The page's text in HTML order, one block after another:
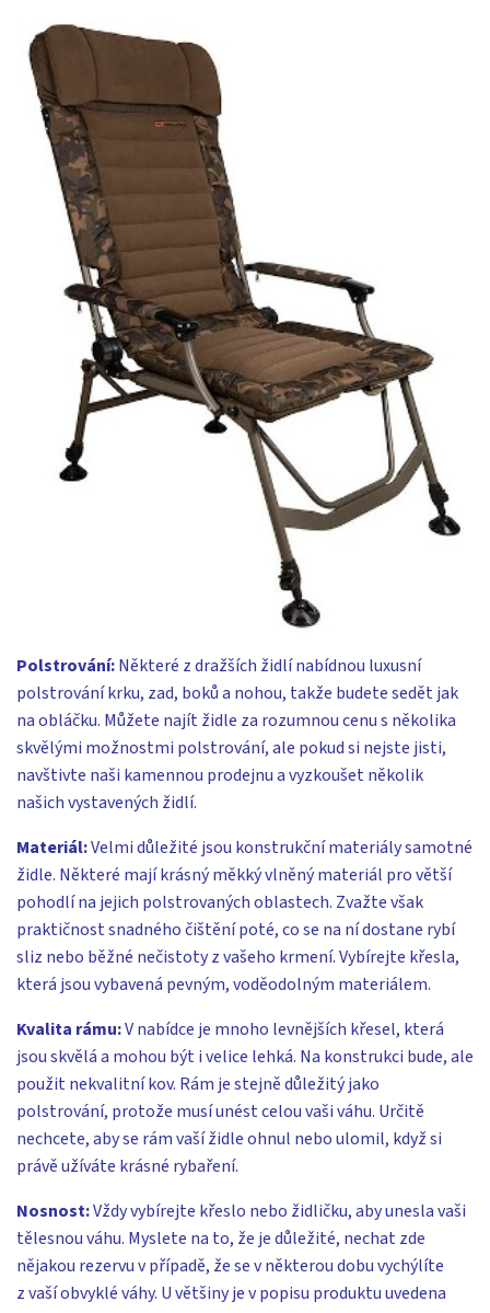
Polstrování:Některé z dražších židlí nabídnou luxusní
polstrování krku, zad, boků a nohou, takže budete sedět jak
na obláčku. Můžete najít židle za rozumnou cenu s několika
skvělými možnostmi polstrování, ale pokud si nejste jisti,
navštivte naši kamennou prodejnu a vyzkoušet několik
našich vystavených židlí.
Materiál:Velmi důležité jsou konstrukční materiály samotné
židle. Některé mají krásný měkký vlněný materiál pro větší
pohodlí na jejich polstrovaných oblastech. Zvažte však
praktičnost snadného čištění poté, co se na ní dostane rybí
sliz nebo běžné nečistoty z vašeho krmení. Vybírejte křesla,
která jsou vybavená pevným, voděodolným materiálem.
Kvalita rámu:V nabídce je mnoho levnějších křesel, která
jsou skvělá a mohou být i velice lehká. Na konstrukci bude, ale
použit nekvalitní kov. Rám je stejně důležitý jako
polstrování, protože musí unést celou vaši váhu. Určitě
nechcete, aby se rám vaší židle ohnul nebo ulomil, když si
právě užíváte krásné rybaření.
Nosnost:Vždy vybírejte křeslo nebo židličku, aby unesla vaši
tělesnou váhu. Myslete na to, že je důležité, nechat zde
nějakou rezervu v případě, že se v některou dobu vychýlíte
z vaší obvyklé váhy. U většiny je v popisu produktu uvedena